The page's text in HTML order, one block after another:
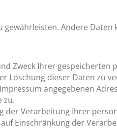
Andere Daten
Zweck Ihrer gespeicherten
Löschung dieser Daten zu
angegebenen
zu.
der Verarbeitung Ihrer
Einschränkung der